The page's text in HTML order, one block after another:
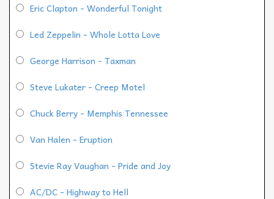
Eric Clapton - Wonderful Tonight
Led Zeppelin - Whole Lotta Love
George Harrison - Taxman
Steve Lukater - Creep Motel
Chuck Berry - Memphis Tennessee
Van Halen - Eruption
Stevie Ray Vaughan - Pride and Joy
AC/DC - Highway to Hell